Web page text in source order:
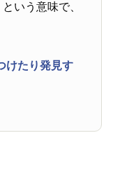
という意味で、
けたり発見す